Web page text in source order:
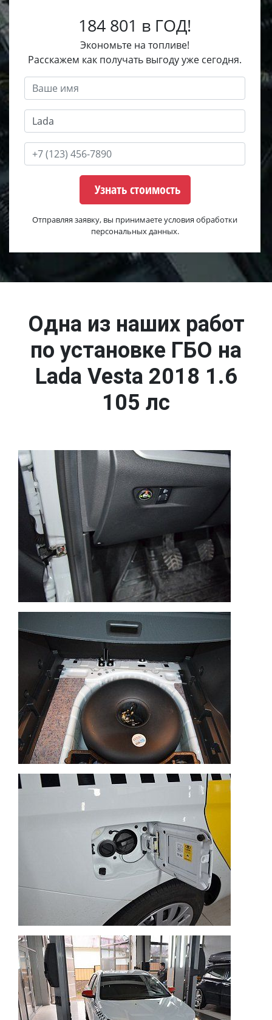
184 801 в ГОД!
Экономьте на топливе!
Расскажем как получать выгоду уже сегодня.
Узнать стоимость
Отправляя заявку, вы принимаете условия обработки
персональных данных.
Одна из наших работ
по установке ГБО на
Lada Vesta 2018 1.6
105 лс